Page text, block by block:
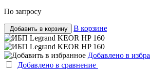
По запросу
Добавить в корзину В корзине
Добавлено в
Добавлено в сравнение